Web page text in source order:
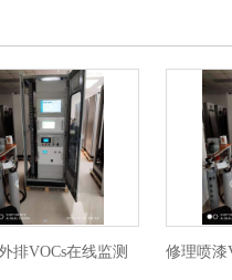
排VOCs在线监测 修理喷漆